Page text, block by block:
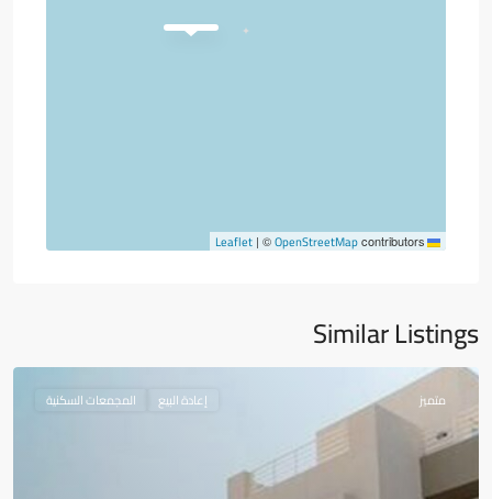
| ©OpenStreetMapcontributors
Similar Listings
متميز إعادة البيع المجمعات السكنية